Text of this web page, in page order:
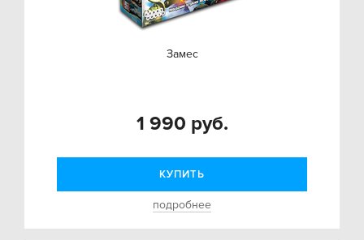
Замес
1 990 руб.
КУПИТЬ
подробнее